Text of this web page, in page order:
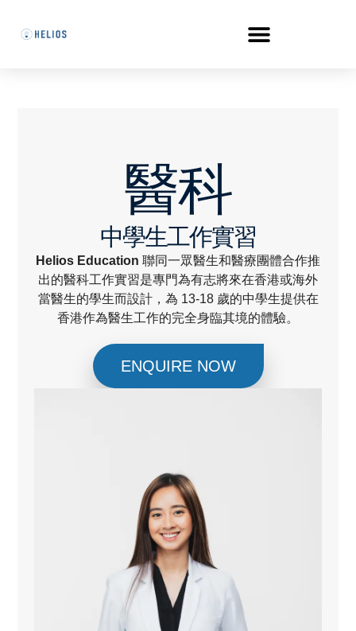
醫科
中學生工作實習
Helios Education 聯同一眾醫生和醫療團體合作推
出的醫科工作實習是專門為有志將來在香港或海外
當醫生的學生而設計，為 13-18 歲的中學生提供在
香港作為醫生工作的完全身臨其境的體驗。
ENQUIRE NOW